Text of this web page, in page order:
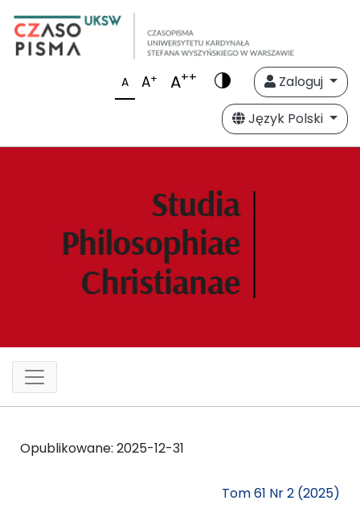
A A+ A++
Zaloguj
Język Polski
Opublikowane: 2025-12-31
Tom 61 Nr 2 (2025)